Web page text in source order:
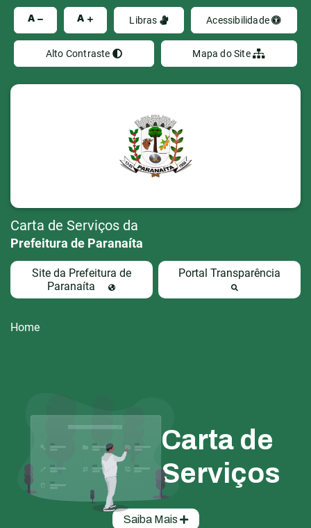
A A Libras Acessibilidade
Alto Contraste Mapa do Site
Carta de Serviços da
Prefeitura de Paranaíta
Site da Prefeitura de
Paranaíta
Portal Transparência
Home
Carta de
Serviços
Saiba Mais